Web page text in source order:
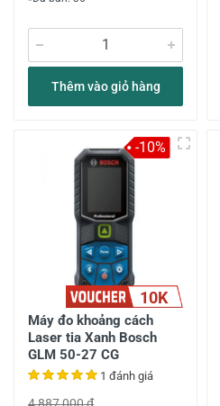
Thêm vào giỏ hàng
10K
Máy đo khoảng cách
Laser tia Xanh Bosch
GLM 50-27 CG
1 đánh giá
-10%